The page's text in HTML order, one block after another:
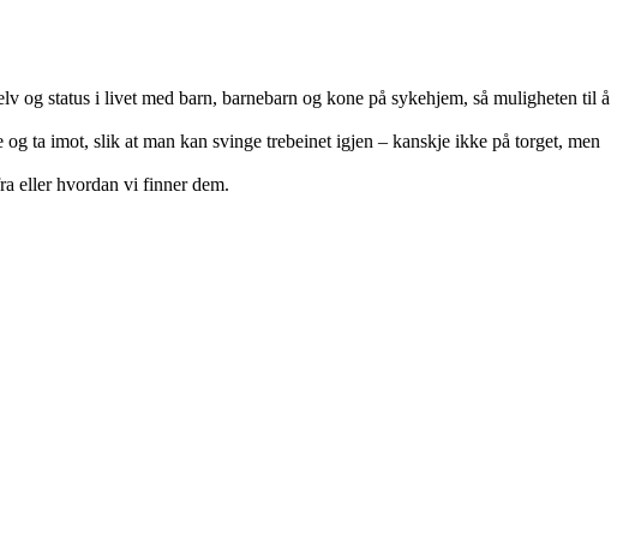
og status i livet med barn, barnebarn og kone på sykehjem, så muligheten til å
ta imot, slik at man kan svinge trebeinet igjen – kanskje ikke på torget, men
eller hvordan vi finner dem.